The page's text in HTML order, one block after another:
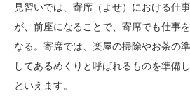
見習いでは、寄席（よせ）における仕
が、前座になることで、寄席でも仕事
なる。寄席では、楽屋の掃除やお茶の
してあるめくりと呼ばれるものを準備
といえます。